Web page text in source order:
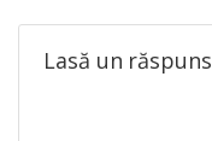
Lasă un răspuns